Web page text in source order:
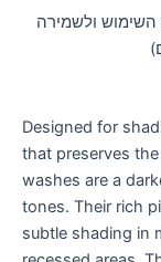
ולשמירה
Designed for
that preserves
washes are a
tones. Their rich
subtle shading in